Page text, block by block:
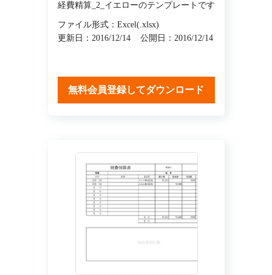
経費精算_2_イエローのテンプレートです
ファイル形式：Excel(.xlsx)
更新日：2016/12/14
公開日：2016/12/14
無料会員登録してダウンロード